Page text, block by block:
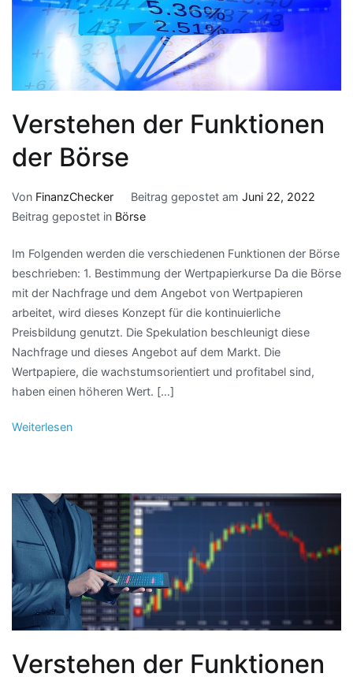
Verstehen der Funktionen
der Börse
Von FinanzChecker Beitrag gepostet am Juni 22, 2022
Beitrag gepostet in Börse
Im Folgenden werden die verschiedenen Funktionen der Börse
beschrieben: 1. Bestimmung der Wertpapierkurse Da die Börse
mit der Nachfrage und dem Angebot von Wertpapieren
arbeitet, wird dieses Konzept für die kontinuierliche
Preisbildung genutzt. Die Spekulation beschleunigt diese
Nachfrage und dieses Angebot auf dem Markt. Die
Wertpapiere, die wachstumsorientiert und profitabel sind,
haben einen höheren Wert. […]
Weiterlesen
Verstehen der Funktionen